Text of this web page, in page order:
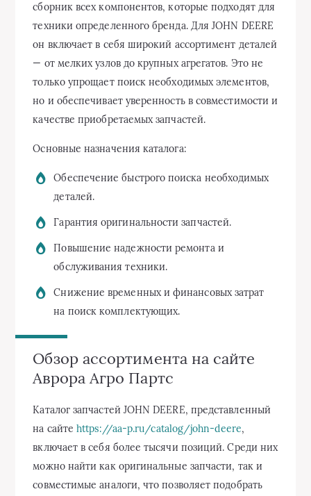
сборник всех компонентов, которые подходят для
техники определенного бренда. Для JOHN DEERE
он включает в себя широкий ассортимент деталей
— от мелких узлов до крупных агрегатов. Это не
только упрощает поиск необходимых элементов,
но и обеспечивает уверенность в совместимости и
качестве приобретаемых запчастей.
Основные назначения каталога:
Обеспечение быстрого поиска необходимых
деталей.
Гарантия оригинальности запчастей.
Повышение надежности ремонта и
обслуживания техники.
Снижение временных и финансовых затрат
на поиск комплектующих.
Обзор ассортимента на сайте
Аврора Агро Партс
Каталог запчастей JOHN DEERE, представленный
на сайтеhttps://aa-p.ru/catalog/john-deere,
включает в себя более тысячи позиций. Среди них
можно найти как оригинальные запчасти, так и
совместимые аналоги, что позволяет подобрать